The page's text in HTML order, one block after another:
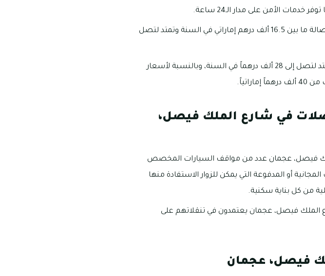
الأمن على مدار الـ24 ساعة.
تتفاوت أسعار استئجار الشقق المكونة من غرفة واحدة وصالة ما بين 16.5 ألف درهم إماراتي في السنة وتمتد لتصل
تبدأ أسعار إيجارات الشقق غرفتين وصالة من 25 ألف وتمتد لتصل إلى 28 ألف درهماً في السنة، وبالنسبة لأسعار
في شارع الملك فيصل،
فيصل، عجمان عدد من مواقف السيارات المخصص
أو المدفوعة التي يمكن للزوار الاستفادة منها
من كل بناية سكنية.
الملك فيصل، عجمان يعتمدون في تنقلاتهم على
فيصل، عجمان